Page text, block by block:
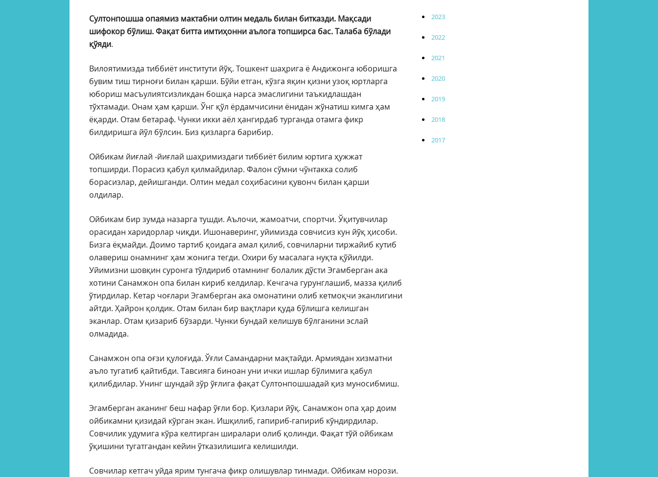
Султонпошша опаямиз мактабни олтин медаль билан битказди. Мақсади
шифокор бўлиш. Фақат битта имтиҳонни аълога топширса бас. Талаба бўлади
қўяди.
Вилоятимизда тиббиёт институти йўқ. Тошкент шаҳрига ё Андижонга юборишга
бувим тиш тирноғи билан қарши. Бўйи етган, кўзга яқин қизни узоқ юртларга
юбориш масъулиятсизликдан бошқа нарса эмаслигини таъкидлашдан
тўхтамади. Онам ҳам қарши. Ўнг қўл ёрдамчисини ёнидан жўнатиш кимга ҳам
ёқарди. Отам бетараф. Чунки икки аёл ҳангирдаб турганда отамга фикр
билдиришга йўл бўлсин. Биз қизларга барибир.
Ойбикам йиғлай -йиғлай шаҳримиздаги тиббиёт билим юртига ҳужжат
топширди. Порасиз қабул қилмайдилар. Фалон сўмни чўнтакка солиб
борасизлар, дейишганди. Олтин медал соҳибасини қувонч билан қарши
олдилар.
Ойбикам бир зумда назарга тушди. Аълочи, жамоатчи, спортчи. Ўқитувчилар
орасидан харидорлар чиқди. Ишонаверинг, уйимизда совчисиз кун йўқ ҳисоби.
Бизга ёқмайди. Доимо тартиб қоидага амал қилиб, совчиларни тиржайиб кутиб
олавериш онамнинг ҳам жонига тегди. Охири бу масалага нуқта қўйилди.
Уйимизни шовқин суронга тўлдириб отамнинг болалик дўсти Эгамберган ака
хотини Санамжон опа билан кириб келдилар. Кечгача гурунглашиб, мазза қилиб
ўтирдилар. Кетар чоғлари Эгамберган ака омонатини олиб кетмоқчи эканлигини
айтди. Ҳайрон қолдик. Отам билан бир вақтлари қуда бўлишга келишган
эканлар. Отам қизариб бўзарди. Чунки бундай келишув бўлганини эслай
олмадида.
Санамжон опа оғзи қулоғида. Ўғли Самандарни мақтайди. Армиядан хизматни
аъло тугатиб қайтибди. Тавсияга биноан уни ички ишлар бўлимига қабул
қилибдилар. Унинг шундай зўр ўғлига фақат Султонпошшадай қиз муносибмиш.
Эгамберган аканинг беш нафар ўғли бор. Қизлари йўқ. Санамжон опа ҳар доим
ойбикамни қизидай кўрган экан. Ишқилиб, гапириб-гапириб кўндирдилар.
Совчилик удумига кўра келтирган ширалари олиб қолинди. Фақат тўй ойбикам
ўқишини тугатгандан кейин ўтказилишига келишилди.
Совчилар кетгач уйда ярим тунгача фикр олишувлар тинмади. Ойбикам норози.
2023
2022
2021
2020
2019
2018
2017